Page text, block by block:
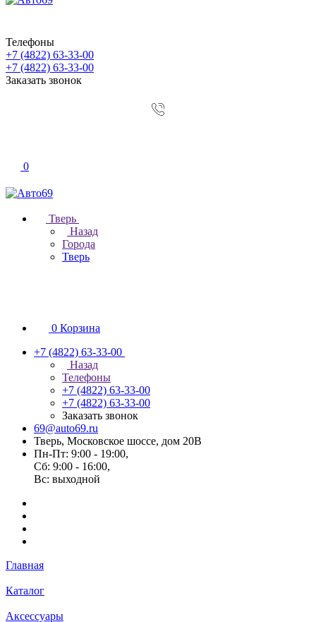
Телефоны
+7 (4822) 63-33-00
+7 (4822) 63-33-00
Заказать звонок
0
Тверь
Назад
Города
Тверь
0 Корзина
+7 (4822) 63-33-00
Назад
Телефоны
+7 (4822) 63-33-00
+7 (4822) 63-33-00
Заказать звонок
69@auto69.ru
Тверь, Московское шоссе, дом 20В
Пн-Пт: 9:00 - 19:00,
Сб: 9:00 - 16:00,
Вс: выходной
Главная
Каталог
Аксессуары